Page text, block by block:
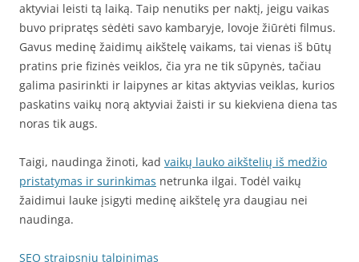
aktyviai leisti tą laiką. Taip nenutiks per naktį, jeigu vaikas
buvo pripratęs sėdėti savo kambaryje, lovoje žiūrėti filmus.
Gavus medinę žaidimų aikštelę vaikams, tai vienas iš būtų
pratins prie fizinės veiklos, čia yra ne tik sūpynės, tačiau
galima pasirinkti ir laipynes ar kitas aktyvias veiklas, kurios
paskatins vaikų norą aktyviai žaisti ir su kiekviena diena tas
noras tik augs.
Taigi, naudinga žinoti, kad vaikų lauko aikštelių iš medžio
pristatymas ir surinkimas netrunka ilgai. Todėl vaikų
žaidimui lauke įsigyti medinę aikštelę yra daugiau nei
naudinga.
SEO straipsniu talpinimas